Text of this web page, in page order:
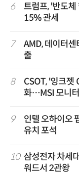
6
트럼프, '반도체
15% 관세
7
AMD, 데이터
출
8
CSOT, '잉크젯
화…MSI 모니
9
인텔 오하이오
유치 포석
10 삼성전자 차세
워드서 2관왕